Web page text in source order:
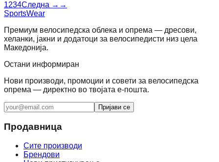
1234Следна → →
SportsWear
Премиум велосипедска облека и опрема — дресови,
хеланки, јакни и додатоци за велосипедисти низ цела
Македонија.
Остани информиран
Нови производи, промоции и совети за велосипедска
опрема — директно во твојата е-пошта.
Пријави се
Продавница
Сите производи
Брендови